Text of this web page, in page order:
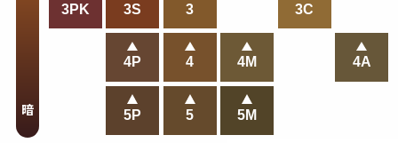
暗
3PK 3S
4P
5P
3
4
5
4M
5M
3C
4A